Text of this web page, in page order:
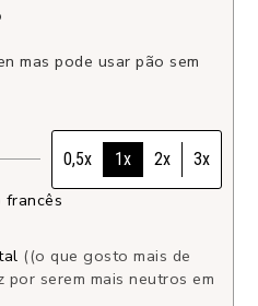
mas pode usar pão sem
0,5x 1x 2x 3x
((o que gosto mais de
serem mais neutros em